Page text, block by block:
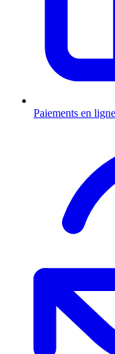
Paiements en ligne